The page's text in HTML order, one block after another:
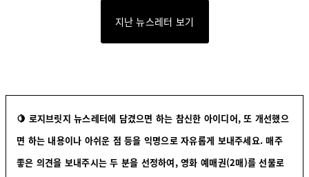
지난 뉴스레터 보기
🍋 로지브릿지 뉴스레터에 담겼으면 하는 참신한 아이디어, 또 개선했으
면 하는 내용이나 아쉬운 점 등을 익명으로 자유롭게 보내주세요. 매주
좋은 의견을 보내주시는 두 분을 선정하여, 영화 예매권(2매)를 선물로